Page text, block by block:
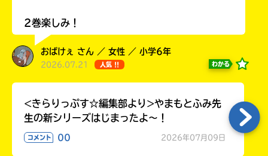
2巻楽しみ！
おばけぇ さん ／ 女性 ／ 小学6年
2026.07.21 人気 !! わかる
<きらりっぷす☆編集部より>やまもとふみ先
生の新シリーズはじまったよ～！
コメント 00 2026年07月09日